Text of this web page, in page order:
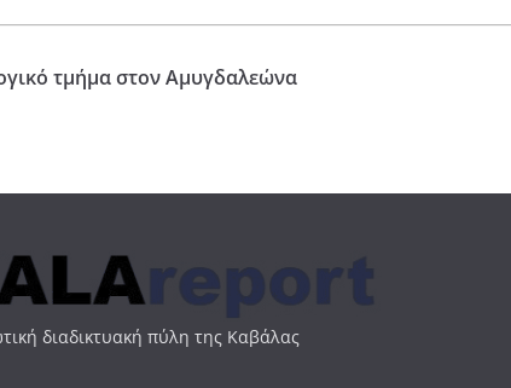
τμήμα στον Αμυγδαλεώνα
διαδικτυακή πύλη της Καβάλας